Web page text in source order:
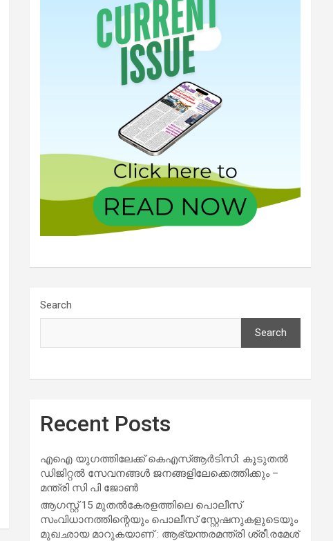
Search
Search
Recent Posts
എഐ യുഗത്തിലേക്ക് കെഎസ്ആർടിസി: കൂടുതൽ
ഡിജിറ്റൽ സേവനങ്ങൾ ജനങ്ങളിലേക്കെത്തിക്കും –
മന്ത്രി സി പി ജോൺ
ആഗസ്റ്റ് 15 മുതല്‍കേരളത്തിലെ പൊലീസ്
സംവിധാനത്തിന്റെയും പൊലീസ് സ്റ്റേഷനുകളുടെയും
മുഖഛായ മാറുകയാണ് : ആഭ്യന്തരമന്ത്രി ശ്രീ.രമേശ്